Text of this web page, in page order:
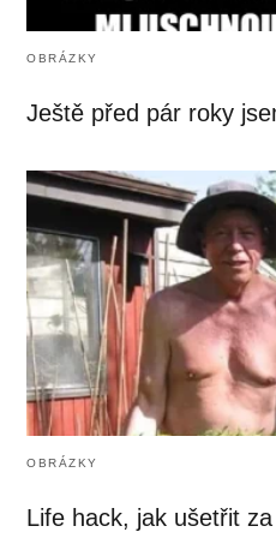
OBRÁZKY
Ještě před pár roky
OBRÁZKY
Life hack, jak ušetřit